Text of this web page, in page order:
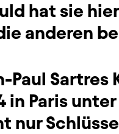
hat sie
anderen
Paul
in Paris
nur